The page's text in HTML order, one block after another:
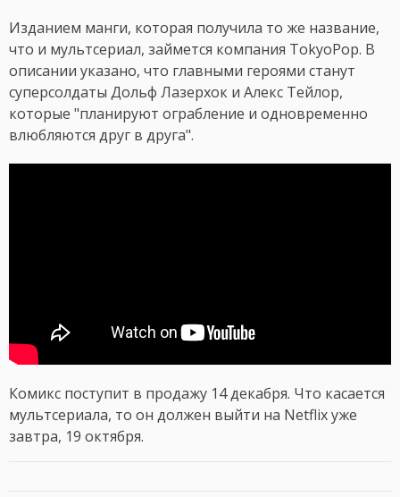
Изданием манги, которая получила то же название,
что и мультсериал, займется компания TokyoPop. В
описании указано, что главными героями станут
суперсолдаты Дольф Лазерхок и Алекс Тейлор,
которые "планируют ограбление и одновременно
влюбляются друг в друга".
Комикс поступит в продажу 14 декабря. Что касается
мультсериала, то он должен выйти на Netflix уже
завтра, 19 октября.